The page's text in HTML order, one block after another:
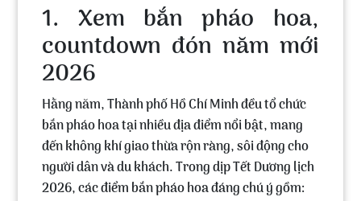
1. Xem bắn pháo hoa,
countdown đón năm mới
2026
Hằng năm, Thành phố Hồ Chí Minh đều tổ chức
bắn pháo hoa tại nhiều địa điểm nổi bật, mang
đến không khí giao thừa rộn ràng, sôi động cho
người dân và du khách. Trong dịp Tết Dương lịch
2026, các điểm bắn pháo hoa đáng chú ý gồm: